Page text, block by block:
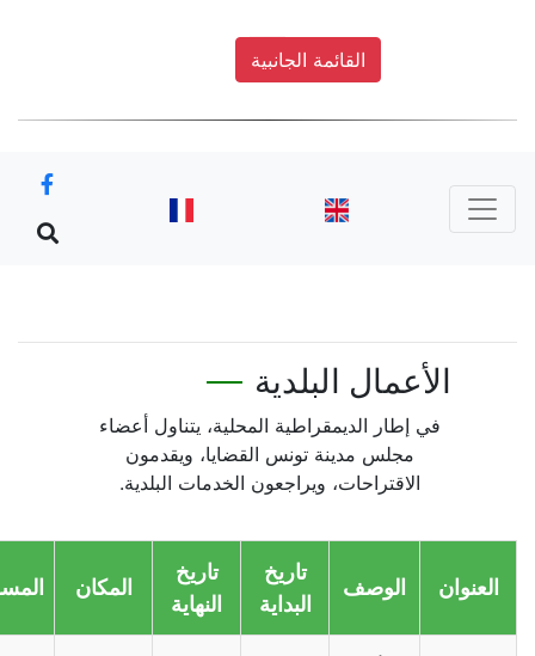
البلدية
الديمقراطية المحلية، يتناول أعضاء
مجلس مدينة تونس القضايا، ويقدمون
ويراجعون الخدمات البلدية.
الوصف
تاريخ
البداية
تاريخ
النهاية
المكان المسؤول الحالة